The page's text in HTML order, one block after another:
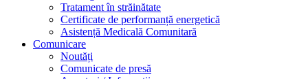
Tratament în străinătate
Certificate de performanță energetică
Asistență Medicală Comunitară
Comunicare
Noutăți
Comunicate de presă